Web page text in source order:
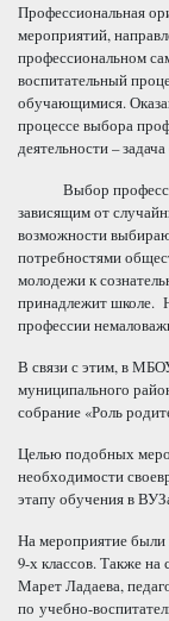
Профессиональная
мероприятий,
профессиональном
воспитательный
обучающимися.
процессе выбора
деятельности –
Выбор профессии
зависящим от
возможности
потребностями
молодежи к
принадлежит школе.
профессии
В связи с этим, в
муниципального
собрание «Роль
Целью подобных
необходимости
этапу обучения в
На мероприятие были
9-х классов. Также
Марет Ладаева,
по учебно-